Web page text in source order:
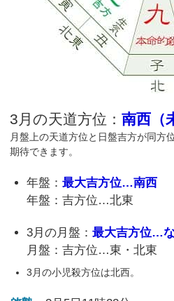
3月の天道方位：南西（
月盤上の天道方位と日盤吉方が同方
期待できます。
年盤：最大吉方位…南西
年盤：吉方位…北東
3月の月盤：最大吉方位…
月盤：吉方位…東・北東
3月の小児殺方位は北西。